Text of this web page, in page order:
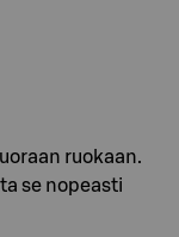
ruokaan.
se nopeasti